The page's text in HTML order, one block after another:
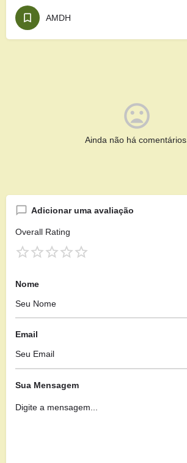
AMDH
Ainda não há comentários.
Adicionar uma avaliação
Overall Rating
Nome
Email
Sua Mensagem